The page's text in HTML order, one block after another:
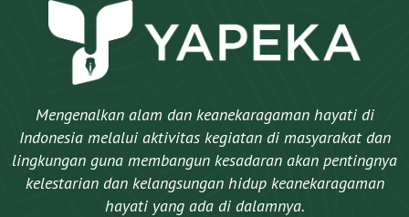
Mengenalkan alam dan keanekaragaman hayati di
Indonesia melalui aktivitas kegiatan di masyarakat dan
lingkungan guna membangun kesadaran akan pentingnya
kelestarian dan kelangsungan hidup keanekaragaman
hayati yang ada di dalamnya.​